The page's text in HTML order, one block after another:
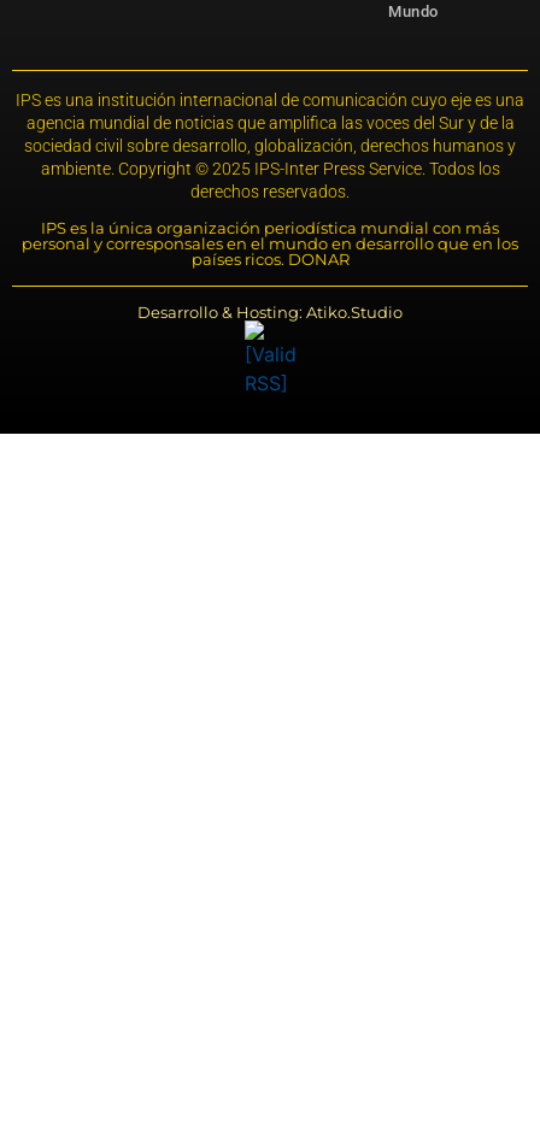
Mundo
IPS es una institución internacional de comunicación cuyo eje es una
agencia mundial de noticias que amplifica las voces del Sur y de la
sociedad civil sobre desarrollo, globalización, derechos humanos y
ambiente. Copyright © 2025 IPS-Inter Press Service. Todos los
derechos reservados.
IPS es la única organización periodística mundial con más
personal y corresponsales en el mundo en desarrollo que en los
países ricos. DONAR
Desarrollo & Hosting: Atiko.Studio